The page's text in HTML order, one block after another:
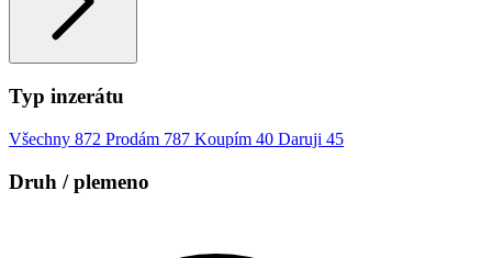
Typ inzerátu
Všechny 872 Prodám 787 Koupím 40 Daruji 45
Druh / plemeno